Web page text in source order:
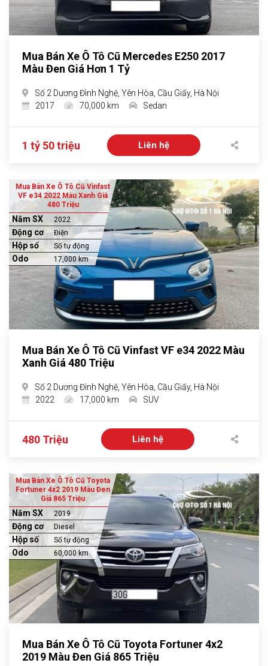
Mua Bán Xe Ô Tô Cũ Mercedes E250 2017
Màu Đen Giá Hơn 1 Tỷ
Số 2 Dương Đình Nghệ, Yên Hòa, Cầu Giấy, Hà Nội
2017
70,000 km Sedan
1 tỷ 50 triệu Liên hệ
Mua Bán Xe Ô Tô Cũ Vinfast
VF e34 2022 Màu Xanh Giá
480 Triệu
Năm SX 2022
Động cơ Điện
Hộp số Số tự động
Odo 17,000 km
Mua Bán Xe Ô Tô Cũ Vinfast VF e34 2022 Màu
Xanh Giá 480 Triệu
Số 2 Dương Đình Nghệ, Yên Hòa, Cầu Giấy, Hà Nội
2022
17,000 km SUV
480 Triệu Liên hệ
Mua Bán Xe Ô Tô Cũ Toyota
Fortuner 4x2 2019 Màu Đen
Giá 865 Triệu
Năm SX 2019
Động cơ Diesel
Hộp số Số tự động
Odo 60,000 km
Mua Bán Xe Ô Tô Cũ Toyota Fortuner 4x2
2019 Màu Đen Giá 865 Triệu